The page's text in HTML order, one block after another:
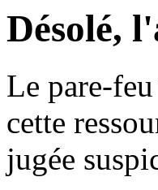
Désolé,
Le pare-
cette
jugée